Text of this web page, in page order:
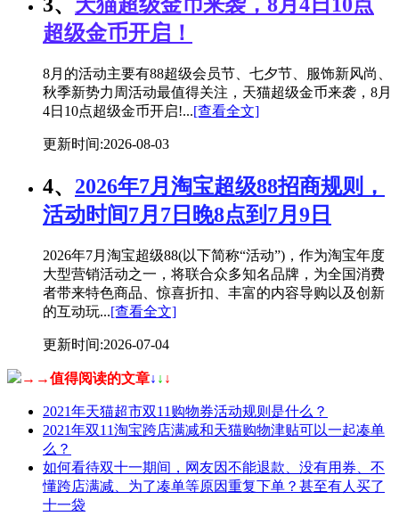
3、 天猫超级金币来袭，8月4日10点
超级金币开启！
8月的活动主要有88超级会员节、七夕节、服饰新风尚、
秋季新势力周活动最值得关注，天猫超级金币来袭，8月
4日10点超级金币开启!...[查看全文]
更新时间:2026-08-03
4、 2026年7月淘宝超级88招商规则，
活动时间7月7日晚8点到7月9日
2026年7月淘宝超级88(以下简称“活动”)，作为淘宝年度
大型营销活动之一，将联合众多知名品牌，为全国消费
者带来特色商品、惊喜折扣、丰富的内容导购以及创新
的互动玩...[查看全文]
更新时间:2026-07-04
→→值得阅读的文章↓ ↓ ↓
2021年天猫超市双11购物券活动规则是什么？
2021年双11淘宝跨店满减和天猫购物津贴可以一起凑单
么？
如何看待双十一期间，网友因不能退款、没有用券、不
懂跨店满减、为了凑单等原因重复下单？甚至有人买了
十一袋